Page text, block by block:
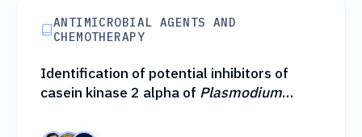
ANTIMICROBIAL AGENTS AND
CHEMOTHERAPY
Identification of potential inhibitors of
casein kinase 2 alpha of Plasmodium